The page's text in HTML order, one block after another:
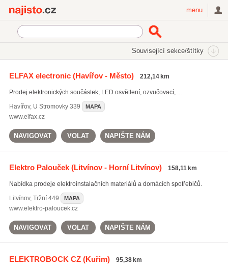
menu
Související sekce/štítky
ELFAX electronic(Havířov - Město) 212,14 km
Prodej elektronických součástek, LED osvětlení, ozvučovací, ...
Havířov, U Stromovky 339 MAPA
www.elfax.cz
NAVIGOVAT VOLAT NAPIŠTE NÁM
Elektro Palouček(Litvínov - Horní Litvínov) 158,11 km
Nabídka prodeje elektroinstalačních materiálů a domácích spotřebičů.
Litvínov, Tržní 449 MAPA
www.elektro-paloucek.cz
NAVIGOVAT VOLAT NAPIŠTE NÁM
ELEKTROBOCK CZ(Kuřim) 95,38 km